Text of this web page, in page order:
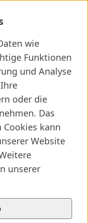
wie
Funktionen
und Analyse
oder die
Das
kann
Website
unserer